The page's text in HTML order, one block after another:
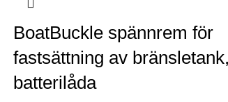
BoatBuckle spännrem för
fastsättning av bränsletank,
batterilåda